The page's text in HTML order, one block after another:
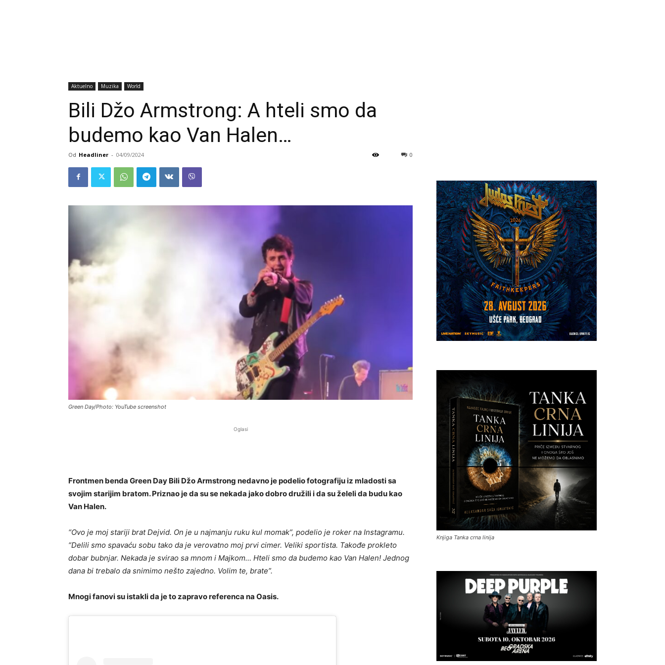
Aktuelno Muzika World
Bili Džo Armstrong: A hteli smo da
budemo kao Van Halen…
Od Headliner - 04/09/2024 0
Green Day/Photo: YouTube screenshot
Oglasi
Frontmen benda Green Day Bili Džo Armstrong nedavno je podelio fotografiju iz mladosti sa
svojim starijim bratom. Priznao je da su se nekada jako dobro družili i da su želeli da budu kao
Van Halen.
“Ovo je moj stariji brat Dejvid. On je u najmanju ruku kul momak”, podelio je roker na Instagramu.
“Delili smo spavaću sobu tako da je verovatno moj prvi cimer. Veliki sportista. Takođe prokleto
dobar bubnjar. Nekada je svirao sa mnom i Majkom… Hteli smo da budemo kao Van Halen! Jednog
dana bi trebalo da snimimo nešto zajedno. Volim te, brate”.
Mnogi fanovi su istakli da je to zapravo referenca na Oasis.
Knjiga Tanka crna linija